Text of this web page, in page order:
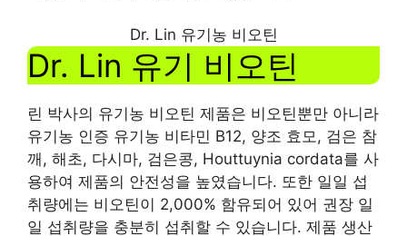
Dr. Lin 유기농 비오틴
Dr. Lin 유기 비오틴
린 박사의 유기농 비오틴 제품은 비오틴뿐만 아니라
유기농 인증 유기농 비타민 B12, 양조 효모, 검은 참
깨, 해초, 다시마, 검은콩, Houttuynia cordata를 사
용하여 제품의 안전성을 높였습니다. 또한 일일 섭
취량에는 비오틴이 2,000% 함유되어 있어 권장 일
일 섭취량을 충분히 섭취할 수 있습니다. 제품 생산